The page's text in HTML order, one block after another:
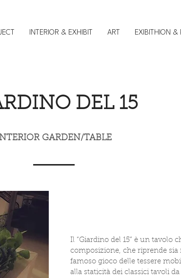
INTERIOR & EXHIBIT ART EXIBITHION &
DEL 15
GARDEN/TABLE
Il “Giardino del 15” è un tavolo
composizione, che riprende
famoso gioco delle tessere
alla staticità dei classici tavoli